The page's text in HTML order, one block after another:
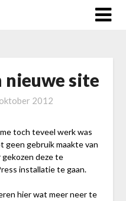
nieuwe site
2012
toch teveel werk was
geen gebruik maakte van
deze te
installatie te gaan.
hier wat meer neer te